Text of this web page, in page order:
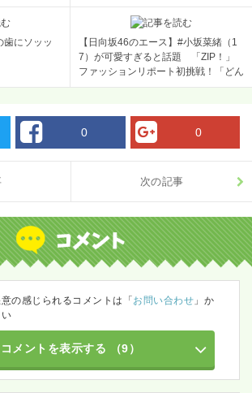
歯にソッッ
【日向坂46のエース】#小坂菜緒（1
7）が可愛すぎると話題 「ZIP！」
ファッションリポート初挑戦！「どん
な服着ていても可愛い」絶賛の声 [ジ
0 0
次の記事
の感じられるコメントは「 お問い合わせ 」か
コメントを表示する （9）